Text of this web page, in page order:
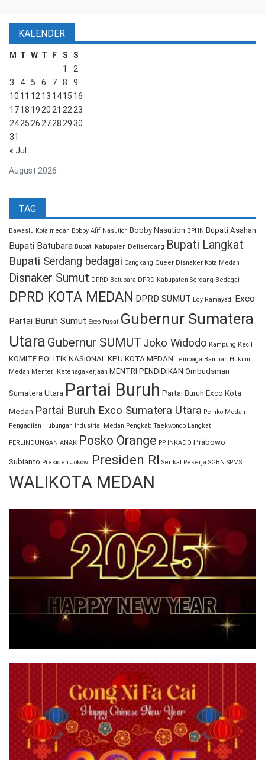
KALENDER
August 2026
M T W T F S S
« Jul
1
2
3
4 5 6 7 8
9
10 11 1213 1415 16
1718 192021 2223
24252627282930
31
TAG
Bawaslu Kota medan Bobby Afif Nasution Bobby Nasution BPHN Bupati Asahan
Bupati Batubara Bupati Kabupaten Deliserdang Bupati Langkat
Bupati Serdang bedagai Cangkang Queer Disnaker Kota Medan
Disnaker Sumut DPRD Batubara DPRD Kabupaten Serdang Bedagai
DPRD KOTA MEDAN DPRD SUMUT Edy Ramayadi Exco
Partai Buruh Sumut Exco Pusat Gubernur Sumatera
Utara Gubernur SUMUT Joko Widodo Kampung Kecil
KOMITE POLITIK NASIONAL KPU KOTA MEDAN Lembaga Bantuan Hukum
Medan Menteri Ketenagakerjaan MENTRI PENDIDIKAN Ombudsman
Sumatera Utara Partai Buruh Partai Buruh Exco Kota
Medan Partai Buruh Exco Sumatera Utara Pemko Medan
Pengadilan Hubungan Industrial Medan Pengkab Taekwondo Langkat
PERLINDUNGAN ANAK Posko Orange PP INKADO Prabowo
Subianto Presiden Jokowi Presiden RI Serikat Pekerja SGBN SPMS
WALIKOTA MEDAN